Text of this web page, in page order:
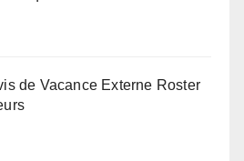
de Vacance Externe Roster